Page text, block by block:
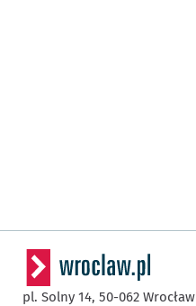
pl. Solny 14, 50-062 Wrocław